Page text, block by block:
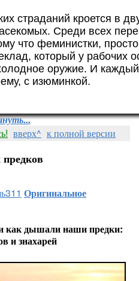
страданий кроется в
Среди всех
что феминистки,
который у рабочих
оружие. И каждый
с изюминкой.
вверх^ к полной версии
Оригинальное
как дышали наши предки:
и знахарей